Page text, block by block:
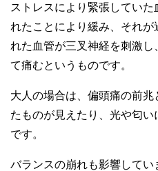
ストレスにより緊張してい
れたことにより緩み、それ
れた血管が三叉神経を刺激
て痛むというものです。
大人の場合は、偏頭痛の前
たものが見えたり、光や匂
です。
バランスの崩れも影響してい